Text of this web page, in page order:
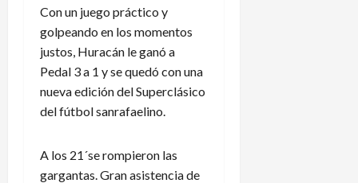
Con un juego práctico y
golpeando en los momentos
justos, Huracán le ganó a
Pedal 3 a 1 y se quedó con una
nueva edición del Superclásico
del fútbol sanrafaelino.
A los 21´se rompieron las
gargantas. Gran asistencia de